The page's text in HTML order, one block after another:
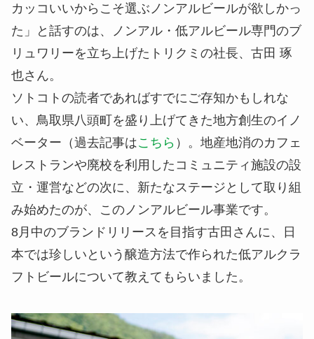
カッコいいからこそ選ぶノンアルビールが欲しかっ
た」と話すのは、ノンアル・低アルビール専門のブ
リュワリーを立ち上げたトリクミの社長、古田 琢
也さん。
ソトコトの読者であればすでにご存知かもしれな
い、鳥取県八頭町を盛り上げてきた地方創生のイノ
ベーター（過去記事はこちら ）。地産地消のカフェ
レストランや廃校を利用したコミュニティ施設の設
立・運営などの次に、新たなステージとして取り組
み始めたのが、このノンアルビール事業です。
8月中のブランドリリースを目指す古田さんに、日
本では珍しいという醸造方法で作られた低アルクラ
フトビールについて教えてもらいました。